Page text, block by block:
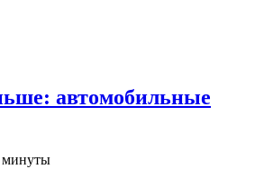
автомобильные
минуты